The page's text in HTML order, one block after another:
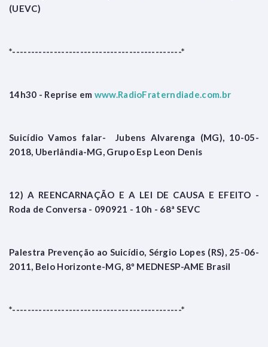
(UEVC)
*---------------------------------------------*
14h30 - Reprise em www.RadioFraterndiade.com.br
Suicídio Vamos falar- Jubens Alvarenga (MG), 10-05-
2018, Uberlândia-MG, Grupo Esp Leon Denis
12) A REENCARNAÇÃO E A LEI DE CAUSA E EFEITO -
Roda de Conversa - 090921 - 10h - 68ª SEVC
Palestra Prevenção ao Suicídio, Sérgio Lopes (RS), 25-06-
2011, Belo Horizonte-MG, 8º MEDNESP-AME Brasil
*---------------------------------------------*